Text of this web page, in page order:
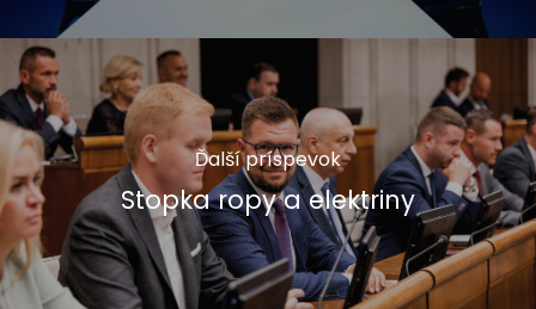
Ďalší príspevok
Stopka ropy a elektriny